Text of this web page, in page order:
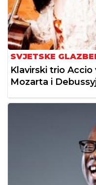
SVJETSKE
Klavirski trio
Mozarta i